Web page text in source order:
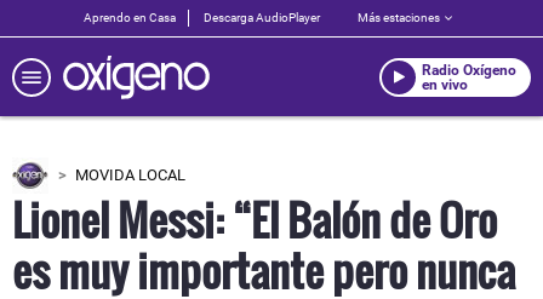
Aprendo en Casa Descarga AudioPlayer Más estaciones
Radio Oxígeno
en vivo
MOVIDA LOCAL
Lionel Messi: “El Balón de Oro
es muy importante pero nunca